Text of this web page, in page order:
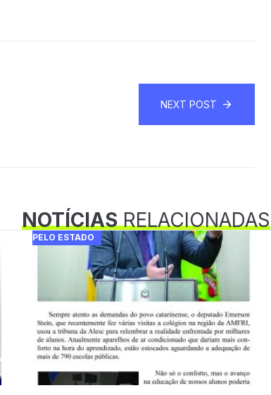
NEXT POST
NOTÍCIASRELACIONADAS
PELO ESTADO